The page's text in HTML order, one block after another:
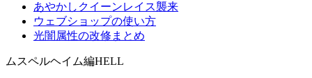
あやかしクイーンレイス襲来
ウェブショップの使い方
光闇属性の改修まとめ
ムスペルヘイム編HELL